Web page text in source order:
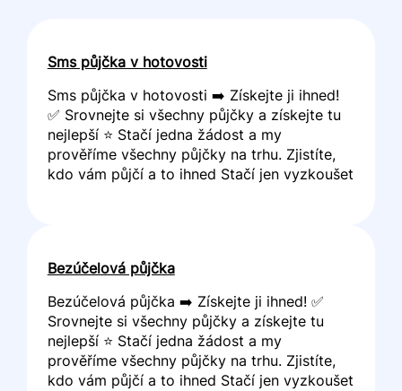
Sms půjčka v hotovosti
Sms půjčka v hotovosti ➡️ Získejte ji ihned!
✅ Srovnejte si všechny půjčky a získejte tu
nejlepší ⭐ Stačí jedna žádost a my
prověříme všechny půjčky na trhu. Zjistíte,
kdo vám půjčí a to ihned Stačí jen vyzkoušet
Bezúčelová půjčka
Bezúčelová půjčka ➡️ Získejte ji ihned! ✅
Srovnejte si všechny půjčky a získejte tu
nejlepší ⭐ Stačí jedna žádost a my
prověříme všechny půjčky na trhu. Zjistíte,
kdo vám půjčí a to ihned Stačí jen vyzkoušet